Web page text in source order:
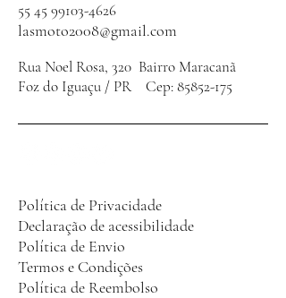
55 45 99103-4626
lasmoto2008@gmail.com
Rua Noel Rosa, 320 Bairro Maracanã
Foz do Iguaçu / PR Cep:85852-175
Política de Privacidade
Declaração de acessibilidade
Política de Envio
Termos e Condições
Política de Reembolso